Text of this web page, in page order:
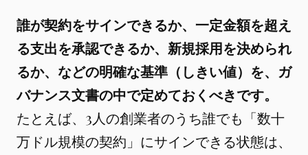
誰が契約をサインできるか、一定金額を超え
る支出を承認できるか、新規採用を決められ
るか、などの明確な基準（しきい値）を、ガ
バナンス文書の中で定めておくべきです。
たとえば、3人の創業者のうち誰でも「数十
万ドル規模の契約」にサインできる状態は、